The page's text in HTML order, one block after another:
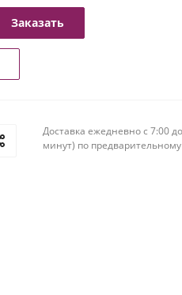
Заказать
Доставка ежедневно c 7:00
минут) по